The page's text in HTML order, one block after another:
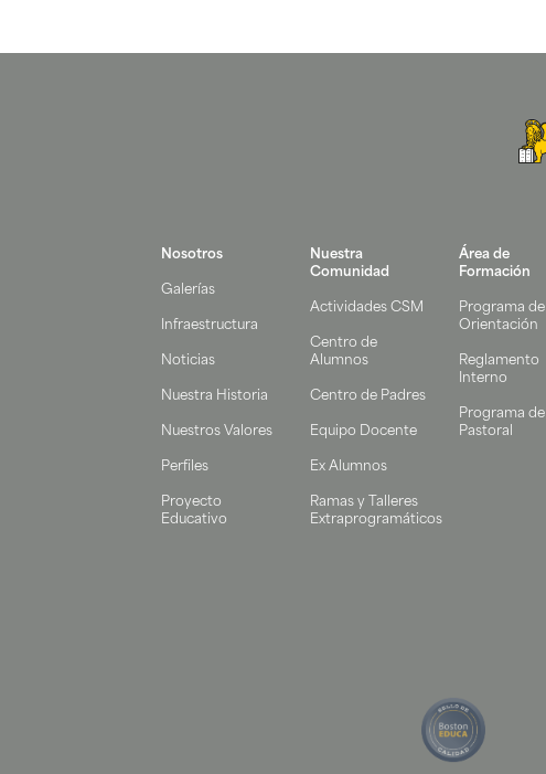
Nosotros
Galerías
Infraestructura
Noticias
Nuestra Historia
Nuestros Valores
Perfiles
Proyecto
Educativo
Nuestra
Comunidad
Actividades CSM
Centro de
Alumnos
Centro de Padres
Equipo Docente
Ex Alumnos
Ramas y Talleres
Extraprogramáticos
Área de
Formación
Programa de
Orientación
Reglamento
Interno
Programa de
Pastoral